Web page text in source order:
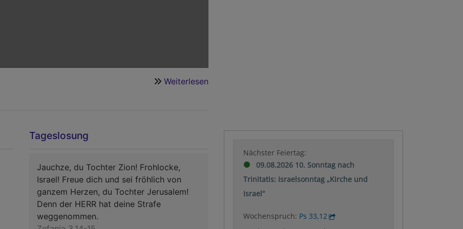
Weiterlesen
Tageslosung
Jauchze, du Tochter Zion! Frohlocke,
Israel! Freue dich und sei fröhlich von
ganzem Herzen, du Tochter Jerusalem!
Denn der HERR hat deine Strafe
weggenommen.
Nächster Feiertag:
09.08.2026 10. Sonntag nach
Trinitatis: Israelsonntag „Kirche und
Israel“
Wochenspruch: Ps 33,12